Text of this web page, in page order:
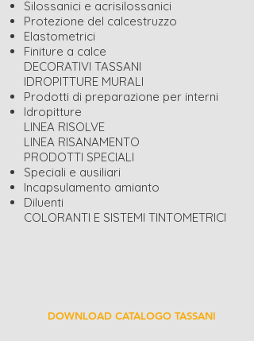
Silossanici e acrisilossanici
Protezione del calcestruzzo
Elastometrici
Finiture a calce
DECORATIVI TASSANI
IDROPITTURE MURALI
Prodotti di preparazione per interni
Idropitture
LINEA RISOLVE
LINEA RISANAMENTO
PRODOTTI SPECIALI
Speciali e ausiliari
Incapsulamento amianto
Diluenti
COLORANTI E SISTEMI TINTOMETRICI
DOWNLOAD CATALOGO TASSANI